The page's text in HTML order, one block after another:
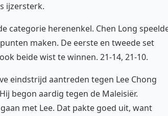
ijzersterk.
categorie herenenkel. Chen Long
maken. De eerste en tweede set
beide wist te winnen. 21-14, 21-10.
eindstrijd aantreden tegen Lee Chong
begon aardig tegen de Maleisiër.
met Lee. Dat pakte goed uit, want